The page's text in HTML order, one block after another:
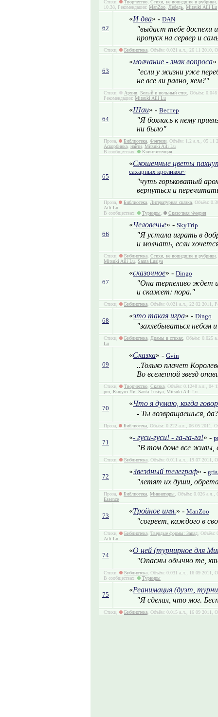
Стихи, Творчество Стихи, не вошедшие в рубрики
10.38, Рекомендации: ManZoo Лебедь Mitsuki Aili Lu
62
«И два» - DAN
"выдаст тебе доспехи
пропуск на сервер и
Стихи, Библиотека , Объём: 0.021 а.л., 26 11 2010,
63
«молчание - знак вопроса
"если у жизни уже
не все ли равно, кем?"
Стихи, Архив Белый и вольный стих , Объём:
Рекомендации: Mitsuki Aili Lu
64
«Шаи» - Веспер
"Я боялась к нему
ни было"
Проза, Библиотека Фэнтези , Объём: 1.2 а.л., 05 11
Аскорбинка найти Mitsuki Aili Lu
В сообществах:
Квинтэссенция
65
«Скошенные цветы
сахарных кроликов~
"чуть горьковатый
вернуться и
Проза, Библиотека Литературная сказка , Объём:
Aili Lu
В сообществах:
Турниры Сказочная Феерия
66
«Человечье» - SkyTrip
"Я устала играть в
и молчать, если
Стихи, Библиотека Стихи, не вошедшие в рубрики
Mitsuki Aili Lu Santa Lusiya
67
«сказочное» - Dingo
"Она терпеливо ждет
и скажет: пора."
Стихи, Библиотека , Объём: 0.021 а.л., 22 02 2011,
68
«это такая игра» - Dingo
"захлебываться небом
Стихи, Библиотека Драмы в стихах , Объём: 0.025
Lu
69
«Сказка» - Gvin
..Только плачет
Во вселенной звезд
Стихи, Творчество Сказка , Объём: 0.1248 а.л., 04
pro Кицунэ Ли Santa Lusiya Mitsuki Aili Lu
70
«Что я думаю, когда
- Ты возвращаешься, да?
Проза, Библиотека , Объём: 0.222 а.л., 06 05 2011,
71
«- гуси-гуси! - га-га-га!» -
"В том доме все живы,
Стихи, Библиотека , Объём: 0.011 а.л., 19 07 2011,
72
«Звездный телеграф» -
"летят их души,
Проза, Библиотека Миниатюры , Объём: 0.026 а.л.,
Essence
73
«Тройное имя.» - ManZoo
"согреет, каждого в
Стихи, Библиотека Твердые формы: Запад , Объём:
Aili Lu
74
«О ней (турнирное для
"Опасны обычно те,
Стихи, Библиотека , Объём: 0.031 а.л., 16 09 2011,
В сообществах:
Турниры
75
«Реанимация (дуэт,
"Я сделал, что мог.
Стихи, Библиотека , Объём: 0.015 а.л., 16 09 2011,